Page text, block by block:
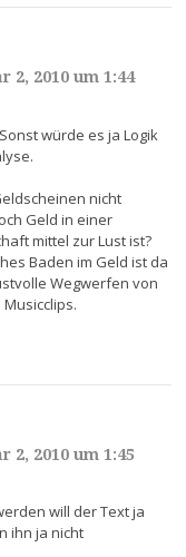
2, 2010 um 1:44
würde es ja Logik
nicht
Geld in einer
mittel zur Lust ist?
Baden im Geld ist da
Wegwerfen von
2, 2010 um 1:45
will der Text ja
ihn ja nicht